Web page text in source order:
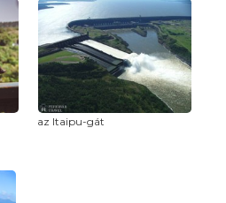
az Itaipu-gát